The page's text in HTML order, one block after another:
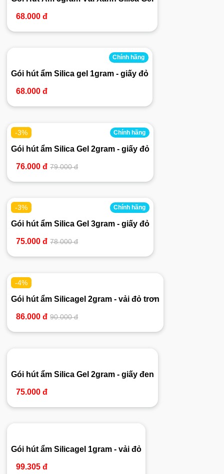
68.000 đ
Chính hãng
Gói hút ẩm Silica gel 1gram - giấy đỏ
68.000 đ
Chính hãng
-3%
Gói hút ẩm Silica Gel 2gram - giấy đỏ
76.000 đ 79.000 đ
Chính hãng
-3%
Gói hút ẩm Silica Gel 3gram - giấy đỏ
75.000 đ 78.000 đ
-4%
Gói hút ẩm Silicagel 2gram - vải đỏ trơn
86.000 đ 90.000 đ
Gói hút ẩm Silica Gel 2gram - giấy đen
75.000 đ
Gói hút ẩm Silicagel 1gram - vải đỏ
99.305 đ